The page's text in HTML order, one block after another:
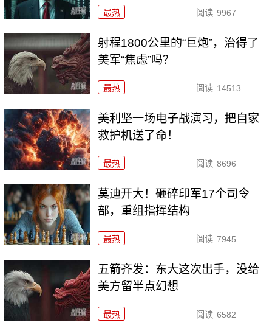
最热 阅读 9967
射程1800公里的“巨炮”，治得了
美军“焦虑”吗？
最热 阅读 14513
美利坚一场电子战演习，把自家
救护机送了命！
最热 阅读 8696
莫迪开大！砸碎印军17个司令
部，重组指挥结构
最热 阅读 7945
五箭齐发：东大这次出手，没给
美方留半点幻想
最热 阅读 6582